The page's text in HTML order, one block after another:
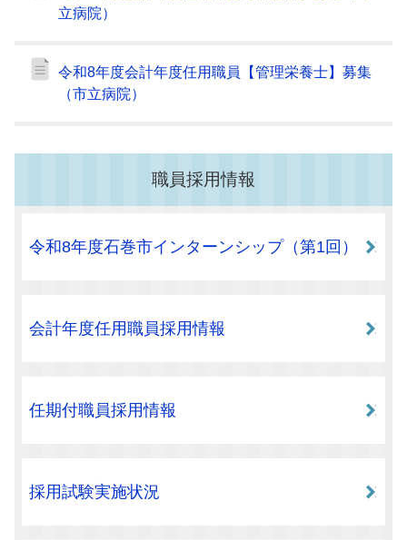
立病院）
令和8年度会計年度任用職員【管理栄養士】募集
（市立病院）
職員採用情報
令和8年度石巻市インターンシップ（第1回）
会計年度任用職員採用情報
任期付職員採用情報
採用試験実施状況